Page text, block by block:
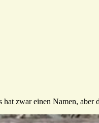
hat zwar einen Namen,